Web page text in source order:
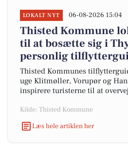
LOKALT NYT 06-08-2026 15:04
Thisted Kommune
til at bosætte sig i
personlig
Thisted Kommunes
uge Klitmøller, Vorupør og
inspirere turisterne til at
Kilde: Thisted Kommune
Læs hele artiklen her